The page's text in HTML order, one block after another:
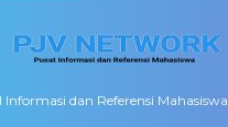
Informasi dan Referensi Mahasiswa